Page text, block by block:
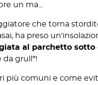
un ma...
che torna
ha preso
al parchetto sotto
da grull*!
più comuni e come